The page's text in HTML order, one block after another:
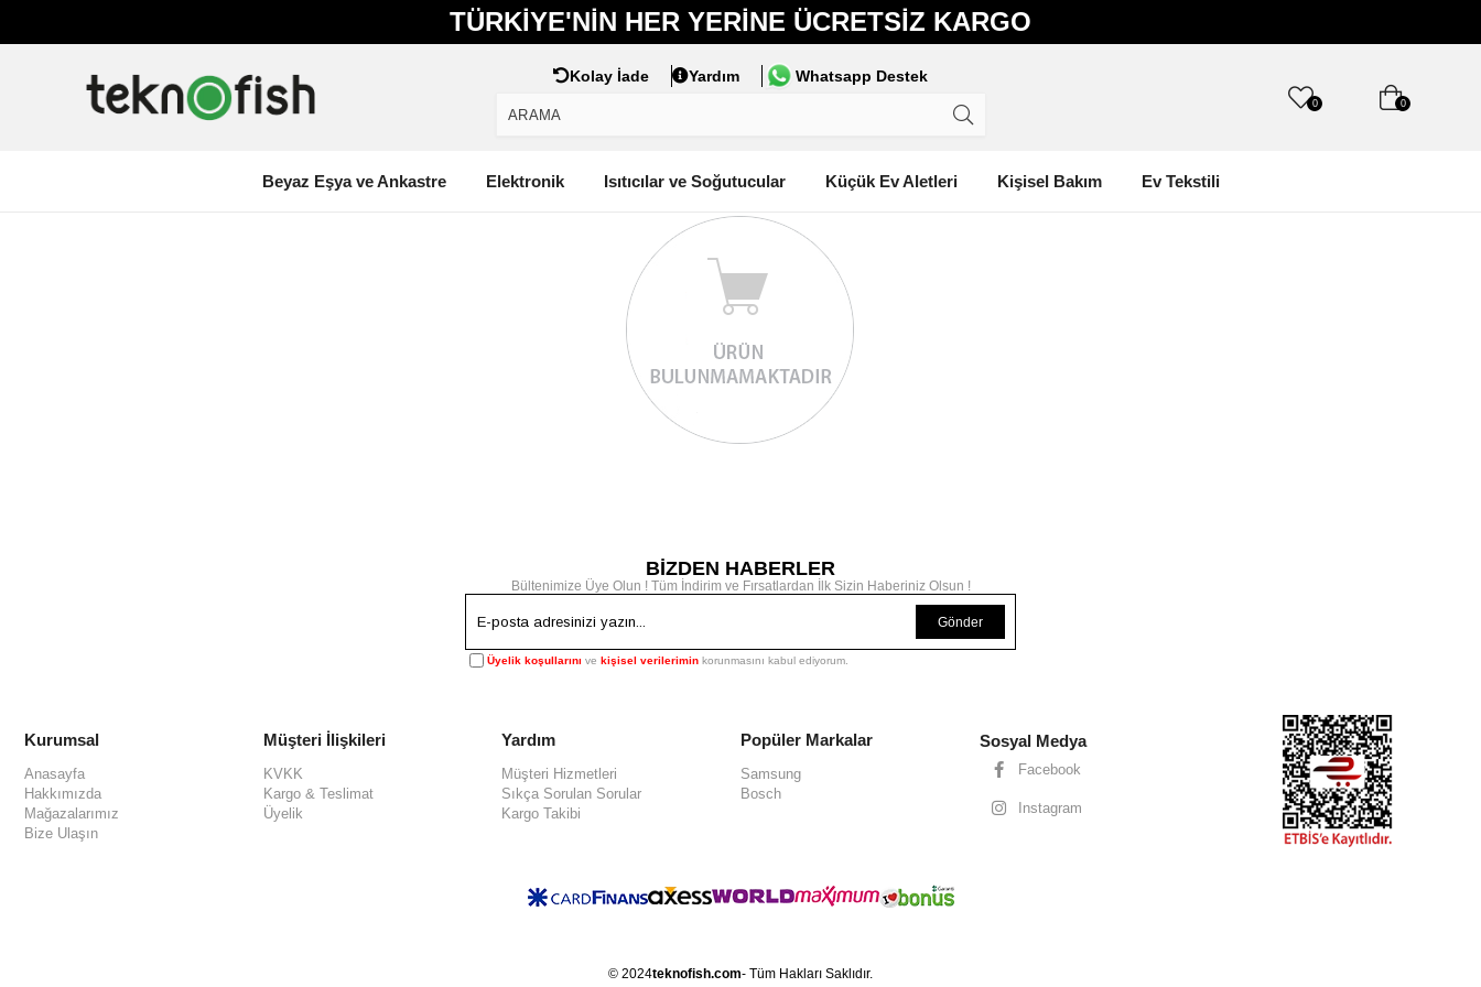
TÜRKIYE'NIN HER YERINE ÜCRETSIZ KARGO
Kolay İade Yardım Whatsapp Destek
0 0
Beyaz Eşya ve Ankastre Elektronik Isıtıcılar ve Soğutucular Küçük Ev Aletleri Kişisel Bakım Ev Tekstili
BİZDEN HABERLER
Bültenimize Üye Olun ! Tüm İndirim ve Fırsatlardan İlk Sizin Haberiniz Olsun !
Gönder
Üyelik koşullarını ve kişisel verilerimin korunmasını kabul ediyorum.
Kurumsal
Anasayfa
Hakkımızda
Mağazalarımız
Bize Ulaşın
Müşteri İlişkileri
KVKK
Kargo & Teslimat
Üyelik
Yardım
Müşteri Hizmetleri
Sıkça Sorulan Sorular
Kargo Takibi
Popüler Markalar
Samsung
Bosch
Sosyal Medya
Facebook
Instagram
© 2024teknofish.com- Tüm Hakları Saklıdır.